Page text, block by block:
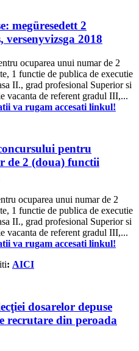
megüresedett 2
2018
ocuparea unui numar de 2
1 functie de publica de executie
II., grad profesional Superior si
vacanta de referent gradul III,...
va rugam accesati linkul!
pentru
de 2 (doua) functii
ocuparea unui numar de 2
1 functie de publica de executie
II., grad profesional Superior si
vacanta de referent gradul III,...
va rugam accesati linkul!
: AICI
dosarelor depuse
recrutare din peroada